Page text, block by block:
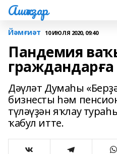
Ашҡаҙар
Йәмғиәт 10 ИЮЛЯ 2020, 09:40
Пандемия
Дәүләт Думаһы
бизнесты һәм
түләүҙән яҡлау
ҡабул итте.